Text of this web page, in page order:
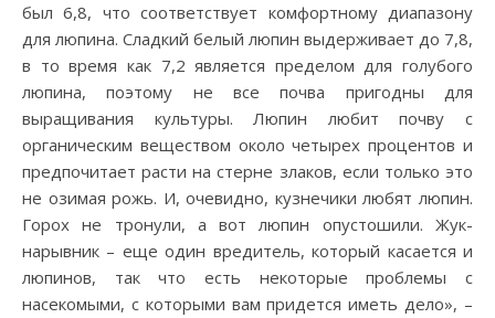
был 6,8, что соответствует комфортному диапазону
для люпина. Сладкий белый люпин выдерживает до 7,8,
в то время как 7,2 является пределом для голубого
люпина, поэтому не все почва пригодны для
выращивания культуры. Люпин любит почву с
органическим веществом около четырех процентов и
предпочитает расти на стерне злаков, если только это
не озимая рожь. И, очевидно, кузнечики любят люпин.
Горох не тронули, а вот люпин опустошили. Жук-
нарывник – еще один вредитель, который касается и
люпинов, так что есть некоторые проблемы с
насекомыми, с которыми вам придется иметь дело», –